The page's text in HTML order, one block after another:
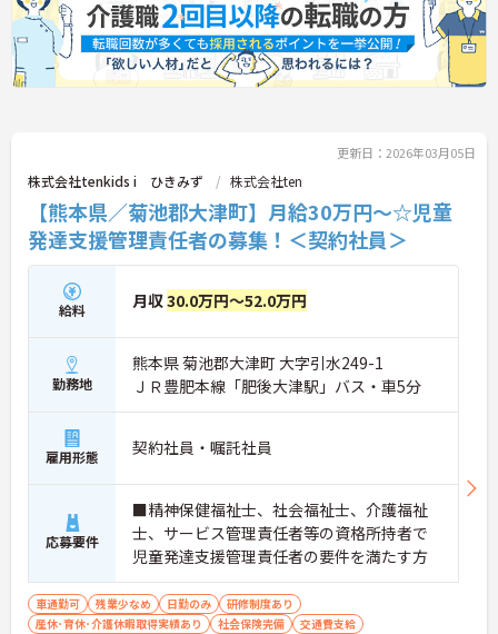
更新日：2026年03月05日
株式会社tenkids i ひきみず 株式会社ten
【熊本県／菊池郡大津町】月給30万円～☆児童
発達支援管理責任者の募集！＜契約社員＞
給料 月収30.0万円～52.0万円
勤務地
熊本県 菊池郡大津町 大字引水249-1
ＪＲ豊肥本線「肥後大津駅」バス・車5分
雇用形態 契約社員・嘱託社員
応募要件
■精神保健福祉士、社会福祉士、介護福祉
士、サービス管理責任者等の資格所持者で
児童発達支援管理責任者の要件を満たす方
車通勤可 残業少なめ 日勤のみ
研修制度あり
産休･育休･介護休暇取得実績あり
社会保険完備 交通費支給